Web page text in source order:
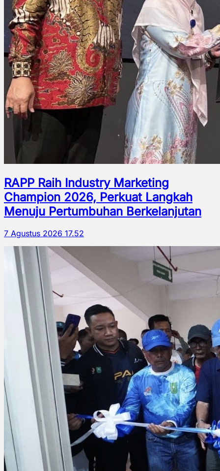
RAPP Raih Industry Marketing
Champion 2026, Perkuat Langkah
Menuju Pertumbuhan Berkelanjutan
7 Agustus 2026 17.52